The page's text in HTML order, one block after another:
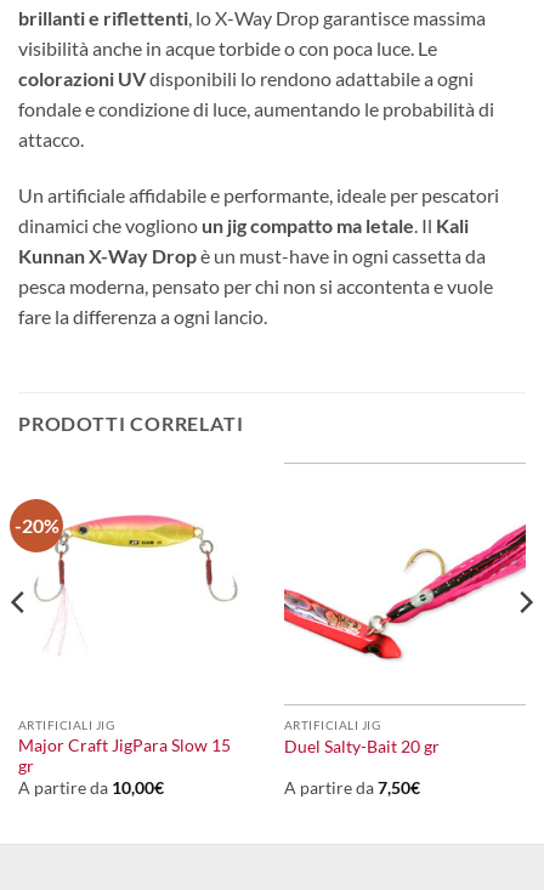
brillanti e riflettenti , lo X-Way Drop garantisce massima
visibilità anche in acque torbide o con poca luce. Le
colorazioni UVdisponibili lo rendono adattabile a ogni
fondale e condizione di luce, aumentando le probabilità di
attacco.
Un artificiale affidabile e performante, ideale per pescatori
dinamici che vogliono un jig compatto ma letale . Il Kali
Kunnan X-Way Dropè un must-have in ogni cassetta da
pesca moderna, pensato per chi non si accontenta e vuole
fare la differenza a ogni lancio.
PRODOTTI CORRELATI
-20%
ARTIFICIALI JIG
Major Craft JigPara Slow 15
gr
A partire da 10,00€
ARTIFICIALI JIG
Duel Salty-Bait 20 gr
A partire da7,50€